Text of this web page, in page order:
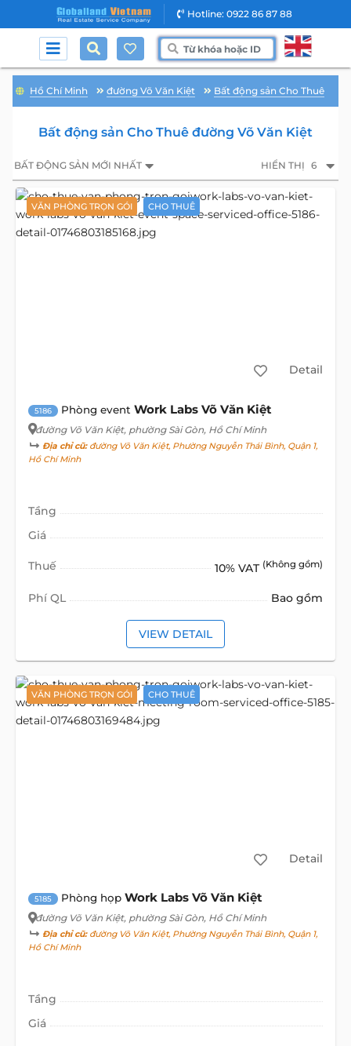
Hotline: 0922 86 87 88
Hồ Chí Minh đường Võ Văn Kiệt Bất động sản Cho Thuê
Bất động sản Cho Thuê đường Võ Văn Kiệt
BẤT ĐỘNG SẢN MỚI NHẤT HIỂN THỊ 6
VĂN PHÒNG TRỌN GÓI CHO THUÊ
Detail
5186 Phòng event Work Labs Võ Văn Kiệt
đường Võ Văn Kiệt, phường Sài Gòn, Hồ Chí Minh
Địa chỉ cũ:đường Võ Văn Kiệt, Phường Nguyễn Thái Bình, Quận 1,
Hồ Chí Minh
Tầng
Giá
Thuế 10% VAT (Không gồm)
Phí QL Bao gồm
VIEW DETAIL
VĂN PHÒNG TRỌN GÓI CHO THUÊ
Detail
5185 Phòng họp Work Labs Võ Văn Kiệt
đường Võ Văn Kiệt, phường Sài Gòn, Hồ Chí Minh
Địa chỉ cũ:đường Võ Văn Kiệt, Phường Nguyễn Thái Bình, Quận 1,
Hồ Chí Minh
Tầng
Giá